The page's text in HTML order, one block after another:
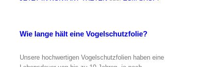
Wie lange hält eine Vogelschutzfolie?
Unsere hochwertigen Vogelschutzfolien haben eine